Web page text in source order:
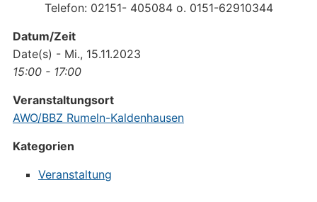
Telefon: 02151- 405084 o. 0151-62910344
Datum/Zeit
Date(s) - Mi., 15.11.2023
15:00 - 17:00
Veranstaltungsort
AWO/BBZ Rumeln-Kaldenhausen
Kategorien
Veranstaltung